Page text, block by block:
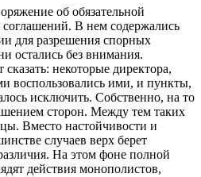
об обязательной
соглашений. В нем содержались
для разрешения спорных
остались без внимания.
некоторые директора,
воспользовались ими, и пункты,
исключить. Собственно, на то
сторон. Между тем таких
Вместо настойчивости и
случаев верх берет
На этом фоне полной
действия монополистов,